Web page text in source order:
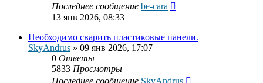
Последнее сообщение be-cara
13 янв 2026, 08:33
Необходимо сварить пластиковые панели.
SkyAndrus » 09 янв 2026, 17:07
0 Ответы
5833 Просмотры